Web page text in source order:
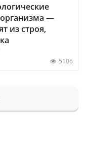
—
из строя,
5106